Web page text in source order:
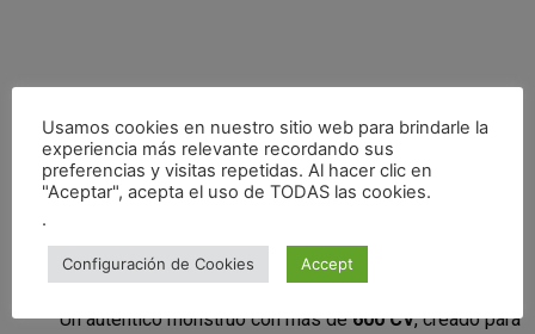
Subaru Impreza de Rallycross⚡
Un auténtico monstruo con más de600 CV, creado para
Usamos cookies en nuestro sitio web para brindarle la
experiencia más relevante recordando sus
preferencias y visitas repetidas. Al hacer clic en
"Aceptar", acepta el uso de TODAS las cookies.
.
Configuración de Cookies Accept